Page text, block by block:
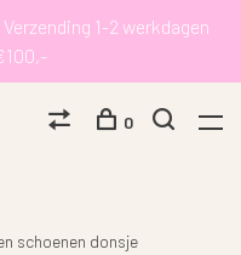
1-2 werkdagen
0
schoenen donsje